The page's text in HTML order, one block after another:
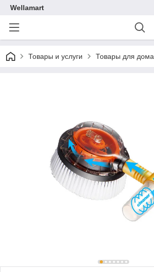
Wellamart
Товары и услуги Товары для дома